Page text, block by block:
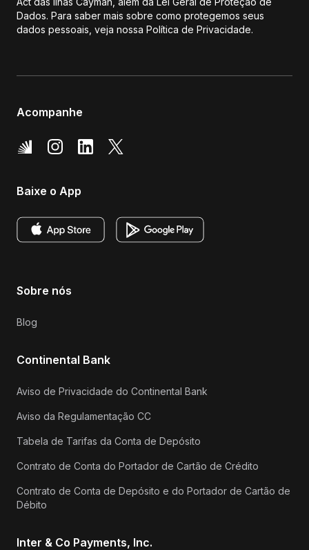
Dados. Para saber mais sobre como protegemos seus
dados pessoais, veja nossa Política de Privacidade.
Acompanhe
Baixe o App
Sobre nós
Blog
Continental Bank
Aviso de Privacidade do Continental Bank
Aviso da Regulamentação CC
Tabela de Tarifas da Conta de Depósito
Contrato de Conta do Portador de Cartão de Crédito
Contrato de Conta de Depósito e do Portador de Cartão de
Débito
Inter & Co Payments, Inc.